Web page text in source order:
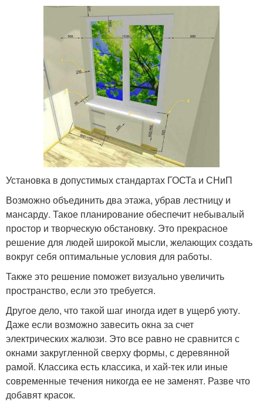
Установка в допустимых стандартах ГОСТа и СНиП
Возможно объединить два этажа, убрав лестницу и
мансарду. Такое планирование обеспечит небывалый
простор и творческую обстановку. Это прекрасное
решение для людей широкой мысли, желающих создать
вокруг себя оптимальные условия для работы.
Также это решение поможет визуально увеличить
пространство, если это требуется.
Другое дело, что такой шаг иногда идет в ущерб уюту.
Даже если возможно завесить окна за счет
электрических жалюзи. Это все равно не сравнится с
окнами закругленной сверху формы, с деревянной
рамой. Классика есть классика, и хай-тек или иные
современные течения никогда ее не заменят. Разве что
добавят красок.